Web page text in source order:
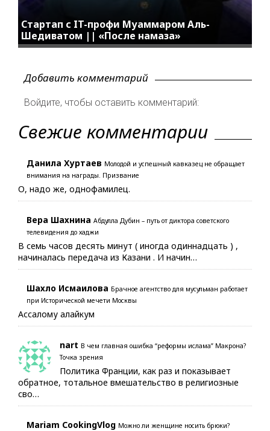
Стартап с IT-профи Муаммаром Аль-
Шедиватом || «После намаза»
Добавить комментарий
Войдите, чтобы оставить комментарий:
Свежие комментарии
Данила Хуртаев Молодой и успешный кавказец не обращает
внимания на награды. Призвание
О, надо же, однофамилец.
Вера Шахнина Абдулла Дубин – путь от диктора советского
телевидения до хаджи
В семь часов десять минут ( иногда одиннадцать ) ,
начиналась передача из Казани . И начин…
Шахло Исмаилова Брачное агентство для мусульман работает
при Исторической мечети Москвы
Ассалому алайкум
nart В чем главная ошибка “реформы ислама” Макрона?
Точка зрения
Политика Франции, как раз и показывает
обратное, тотальное вмешательство в религиозные
сво…
Mariam CookingVlog Можно ли женщине носить брюки?